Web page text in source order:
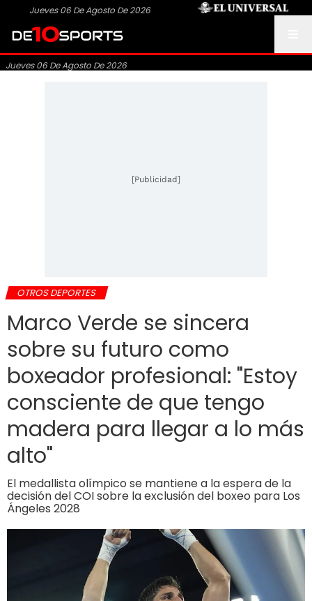
Jueves 06 De Agosto De 2026
Jueves 06 De Agosto De 2026
[Publicidad]
OTROS DEPORTES
Marco Verde se sincera
sobre su futuro como
boxeador profesional: "Estoy
consciente de que tengo
madera para llegar a lo más
alto"
El medallista olímpico se mantiene a la espera de la
decisión del COI sobre la exclusión del boxeo para Los
Ángeles 2028